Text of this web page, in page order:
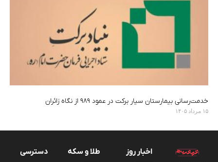
خدمت‌رسانی بیمارستان سیار برکت در عمود ۹۸۹ از نگاه زائران
۱۵ مرداد ۱۴۰۵
اخبار روز طلا و سکه
دسترسی